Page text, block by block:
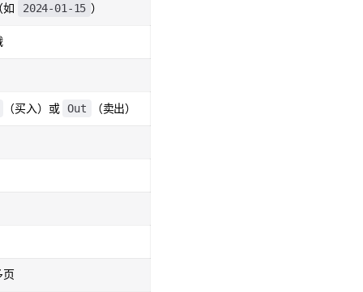
如 2024-01-15 ）
（买入）或 Out （卖出）
页